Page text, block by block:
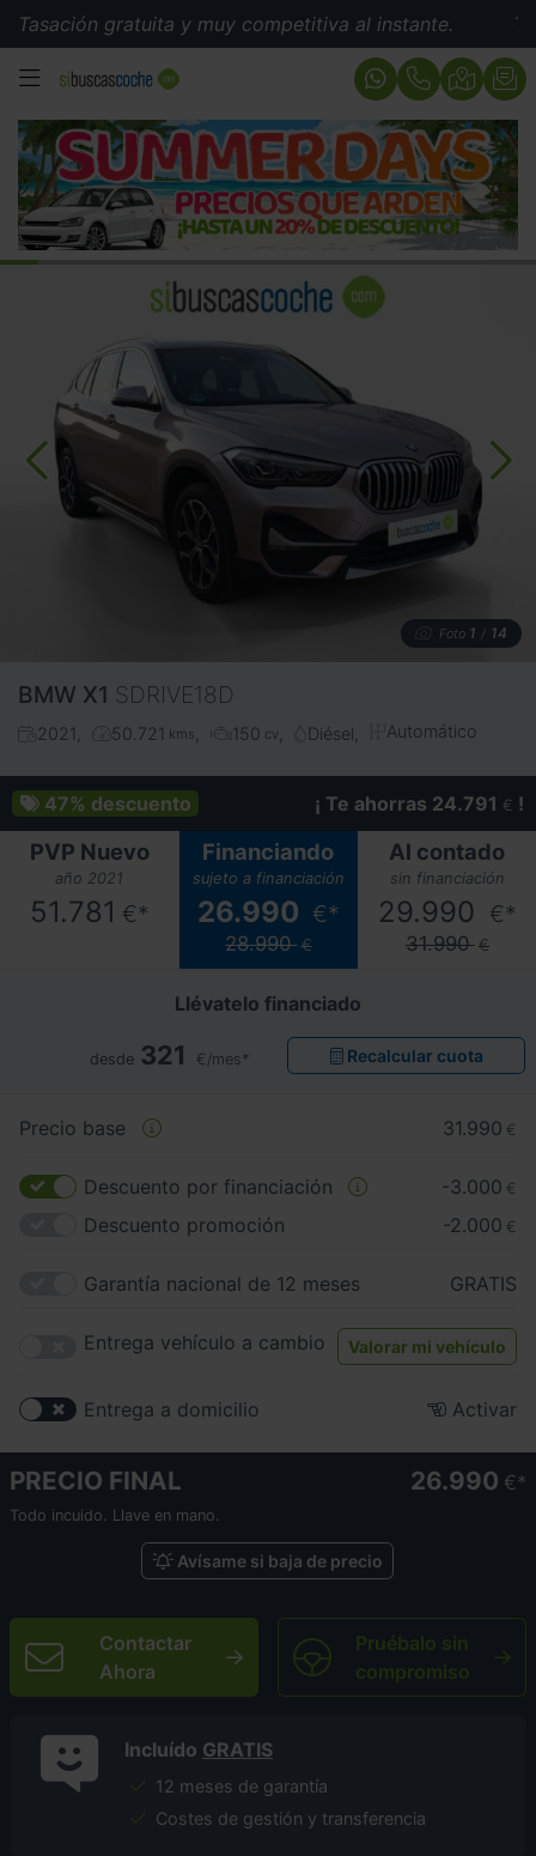
gratuita y muy competitiva al instante. Tasación
MENÚ
Foto 1 / 14
BMW X1 SDRIVE18D
2021 50.721 kms 150 cv Diésel Automático
47% descuento ¡ Te ahorras 24.791 € !
PVP Nuevo
año 2021
51.781 €*
Financiando
sujeto a financiación
26.990 €*
28.990 €
Al contado
sin financiación
29.990 €*
31.990 €
Llévatelo financiado
desde 321 €/mes* Recalcular cuota
Precio base 31.990 €
Descuento por financiación -3.000 €
Descuento promoción -2.000 €
Garantía nacional de 12 meses GRATIS
Entrega vehículo a cambio Valorar mi vehículo
Entrega a domicilio Activar
PRECIO FINAL 26.990 €
Todo incuido. Llave en mano.
Avísame si baja de precio
Contactar
Ahora
Pruébalo sin
compromiso
Incluído GRATIS
12 meses de garantía
Costes de gestión y transferencia